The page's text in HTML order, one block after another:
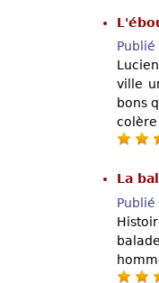
ville
bons
colère
La